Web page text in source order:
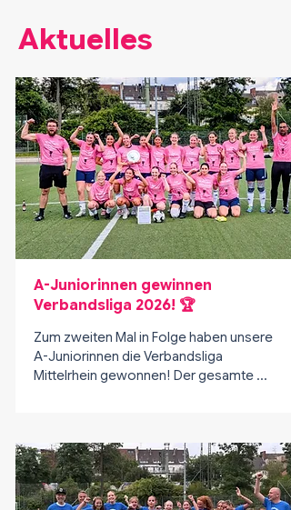
Aktuelles
A-Juniorinnen gewinnen
Verbandsliga 2026! 🏆
Zum zweiten Mal in Folge haben unsere
A-Juniorinnen die Verbandsliga
Mittelrhein gewonnen! Der gesamte